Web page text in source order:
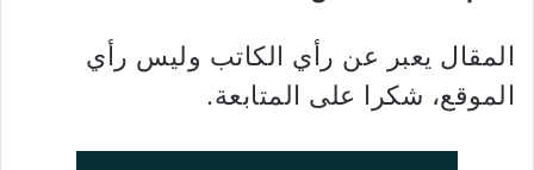
المقال يعبر عن رأي الكاتب وليس رأي
الموقع، شكرا على المتابعة.